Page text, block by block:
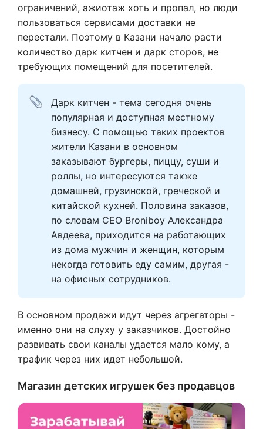
ограничений, ажиотаж хоть и пропал, но люди
пользоваться сервисами доставки не
перестали. Поэтому в Казани начало расти
количество дарк китчен и дарк сторов, не
требующих помещений для посетителей.
Дарк китчен - тема сегодня очень
популярная и доступная местному
бизнесу. С помощью таких проектов
жители Казани в основном
заказывают бургеры, пиццу, суши и
роллы, но интересуются также
домашней, грузинской, греческой и
китайской кухней. Половина заказов,
по словам CEO Broniboy Александра
Авдеева, приходится на работающих
из дома мужчин и женщин, которым
некогда готовить еду самим, другая -
на офисных сотрудников.
В основном продажи идут через агрегаторы -
именно они на слуху у заказчиков. Достойно
развивать свои каналы удается мало кому, а
трафик через них идет небольшой.
Магазин детских игрушек без продавцов